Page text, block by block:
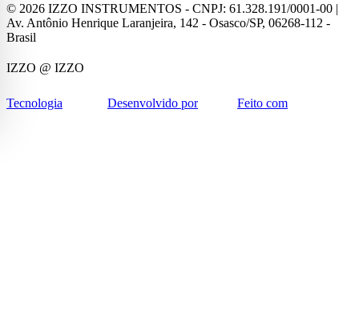
© 2026 IZZO INSTRUMENTOS - CNPJ: 61.328.191/0001-00 |
Av. Antônio Henrique Laranjeira, 142 - Osasco/SP, 06268-112 -
Brasil
IZZO @ IZZO
Tecnologia Desenvolvido por Feito com